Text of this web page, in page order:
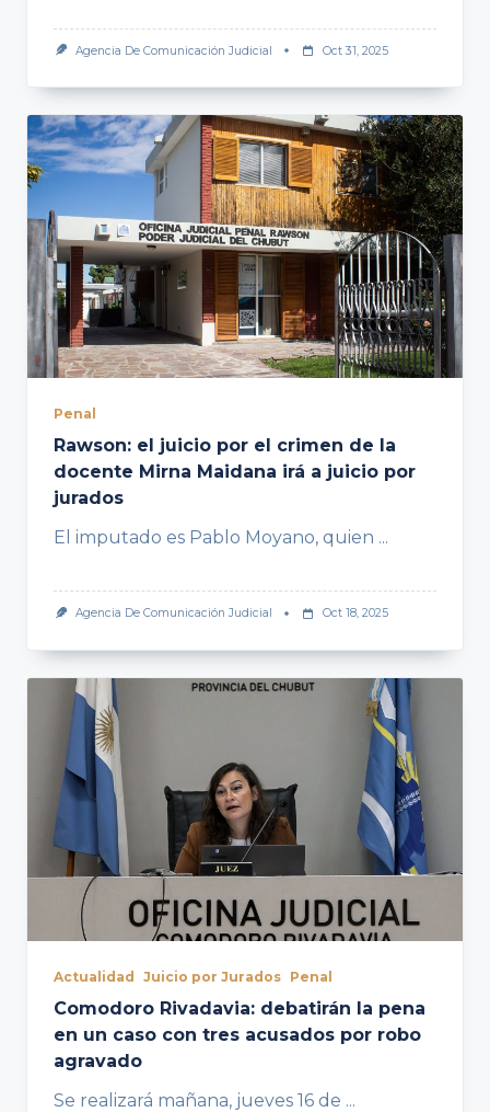
Agencia De Comunicación Judicial Oct 31, 2025
Penal
Rawson: el juicio por el crimen de la
docente Mirna Maidana irá a juicio por
jurados
El imputado es Pablo Moyano, quien ...
Agencia De Comunicación Judicial Oct 18, 2025
Actualidad Juicio por Jurados Penal
Comodoro Rivadavia: debatirán la pena
en un caso con tres acusados por robo
agravado
Se realizará mañana, jueves 16 de ...